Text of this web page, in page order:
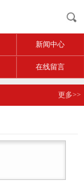
新闻中心
在线留言
更多>>